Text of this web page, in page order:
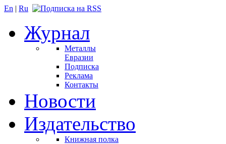
En | Ru
Журнал
Металлы
Евразии
Подписка
Реклама
Контакты
Новости
Издательство
Книжная полка